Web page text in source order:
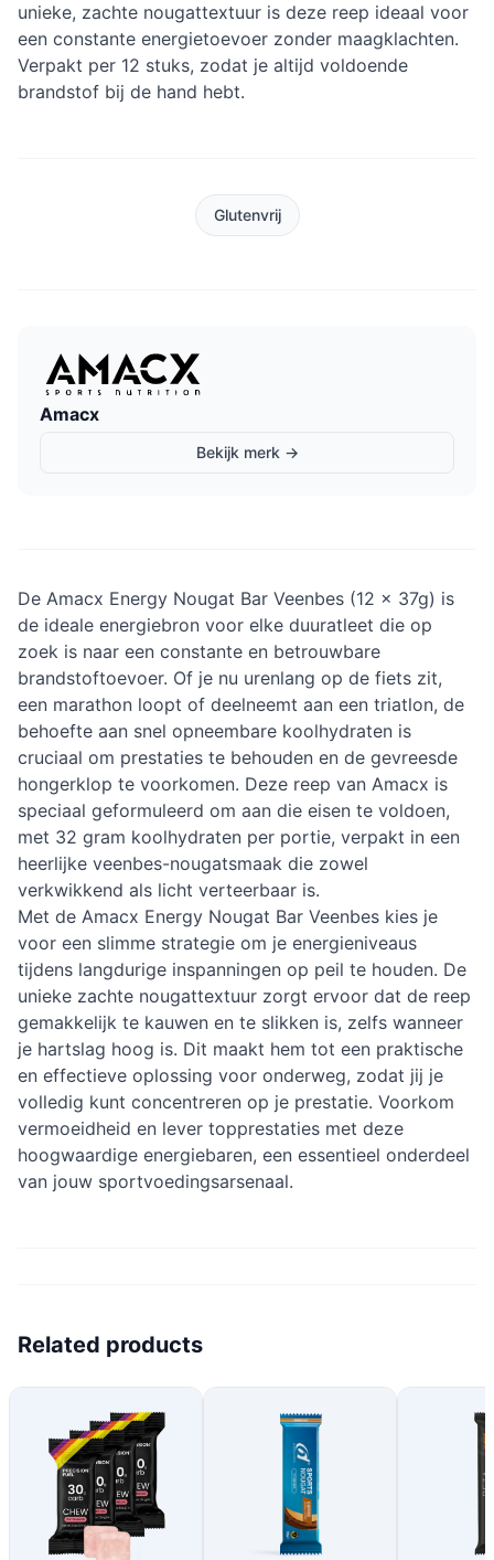
unieke, zachte nougattextuur is deze reep ideaal voor
een constante energietoevoer zonder maagklachten.
Verpakt per 12 stuks, zodat je altijd voldoende
brandstof bij de hand hebt.
Glutenvrij
Amacx
Bekijk merk →
De Amacx Energy Nougat Bar Veenbes (12 x 37g) is
de ideale energiebron voor elke duuratleet die op
zoek is naar een constante en betrouwbare
brandstoftoevoer. Of je nu urenlang op de fiets zit,
een marathon loopt of deelneemt aan een triatlon, de
behoefte aan snel opneembare koolhydraten is
cruciaal om prestaties te behouden en de gevreesde
hongerklop te voorkomen. Deze reep van Amacx is
speciaal geformuleerd om aan die eisen te voldoen,
met 32 gram koolhydraten per portie, verpakt in een
heerlijke veenbes-nougatsmaak die zowel
verkwikkend als licht verteerbaar is.
Met de Amacx Energy Nougat Bar Veenbes kies je
voor een slimme strategie om je energieniveaus
tijdens langdurige inspanningen op peil te houden. De
unieke zachte nougattextuur zorgt ervoor dat de reep
gemakkelijk te kauwen en te slikken is, zelfs wanneer
je hartslag hoog is. Dit maakt hem tot een praktische
en effectieve oplossing voor onderweg, zodat jij je
volledig kunt concentreren op je prestatie. Voorkom
vermoeidheid en lever topprestaties met deze
hoogwaardige energiebaren, een essentieel onderdeel
van jouw sportvoedingsarsenaal.
Related products